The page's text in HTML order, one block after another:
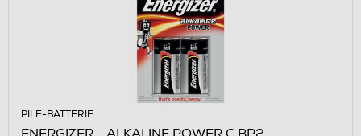
PILE-BATTERIE